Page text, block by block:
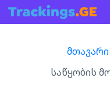
Მთავარი
Საწყობის